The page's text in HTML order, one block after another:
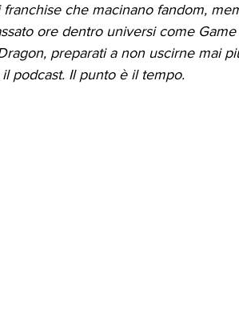
che macinano fandom,
ore dentro universi come
preparati a non uscirne mai
podcast. Il punto è il tempo.